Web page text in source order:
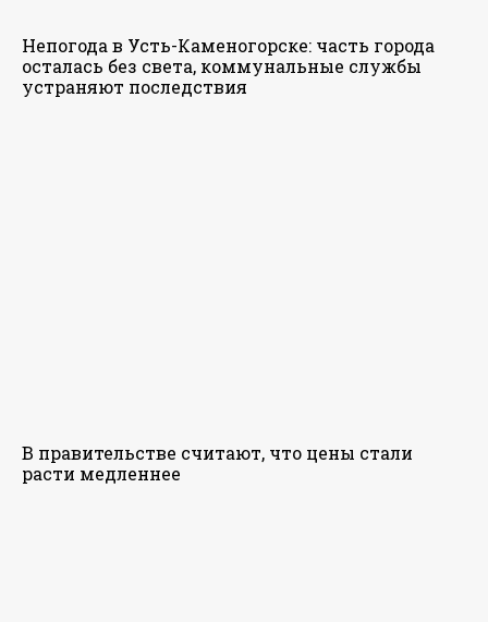
Непогода в Усть-Каменогорске: часть города
осталась без света, коммунальные службы
устраняют последствия
В правительстве считают, что цены стали
расти медленнее